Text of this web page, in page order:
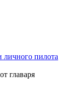
личного пилота
главаря